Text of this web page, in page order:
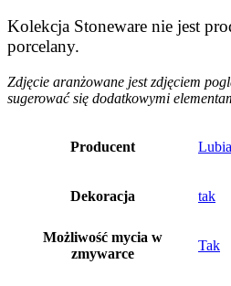
Kolekcja Stoneware nie jest
porcelany.
Zdjęcie aranżowane jest zdjęciem
sugerować się dodatkowymi
Producent
Dekoracja tak
Możliwość mycia w
zmywarce
Tak